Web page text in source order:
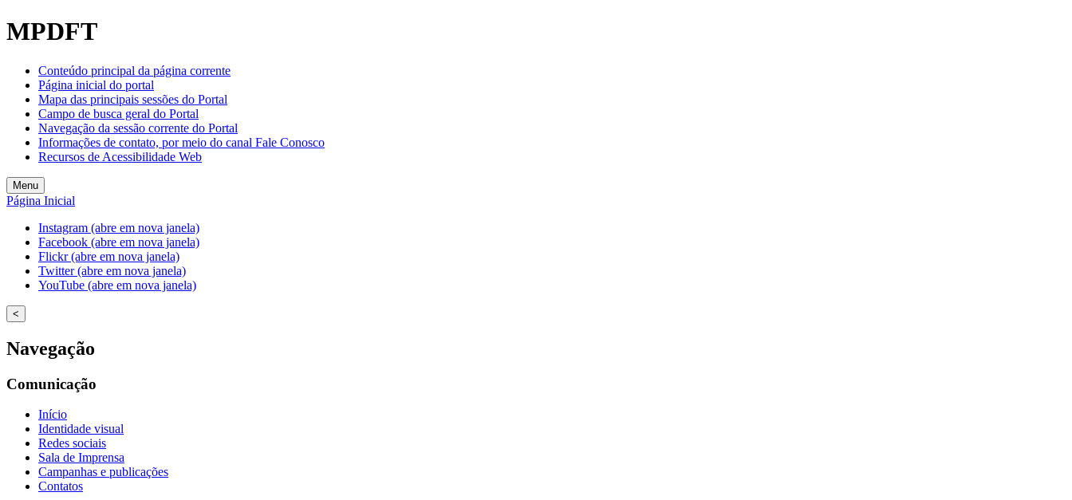
Welcome
to
One
Accessibility
screen
reader.
start
All
in
One
Accessibility
screen
reader,
press
"Ctrl
/".
This
shortcut
activates
screen
help
navigate
interact
MPDFT
Conteúdo principal da página corrente
Página inicial do portal
Mapa das principais sessões do Portal
Campo de busca geral do Portal
Navegação da sessão corrente do Portal
Informações de contato, por meio do canal Fale Conosco
Recursos de Acessibilidade Web
Menu
Página Inicial
Instagram (abre em nova janela)
Facebook (abre em nova janela)
Flickr (abre em nova janela)
Twitter (abre em nova janela)
YouTube (abre em nova janela)
<
Navegação
Comunicação
Início
Identidade visual
Redes sociais
Sala de Imprensa
Campanhas e publicações
Contatos